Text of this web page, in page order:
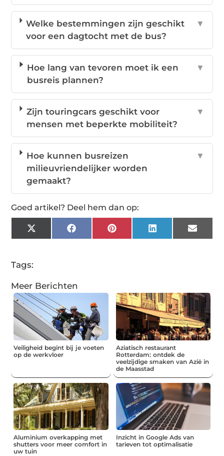
Welke bestemmingen zijn geschikt
voor een dagtocht met de bus?
▼
Hoe lang van tevoren moet ik een
busreis plannen?
▼
Zijn touringcars geschikt voor
mensen met beperkte mobiliteit?
▼
Hoe kunnen busreizen
milieuvriendelijker worden
gemaakt?
▼
Goed artikel? Deel hem dan op:
X
(Twitter)
FacebookPinterestLinkedInEmail
Tags:
Meer Berichten
Veiligheid begint bij je voeten
op de werkvloer
Aziatisch restaurant
Rotterdam: ontdek de
veelzijdige smaken van Azië in
de Maasstad
Aluminium overkapping met
shutters voor meer comfort in
uw tuin
Inzicht in Google Ads van
tarieven tot optimalisatie